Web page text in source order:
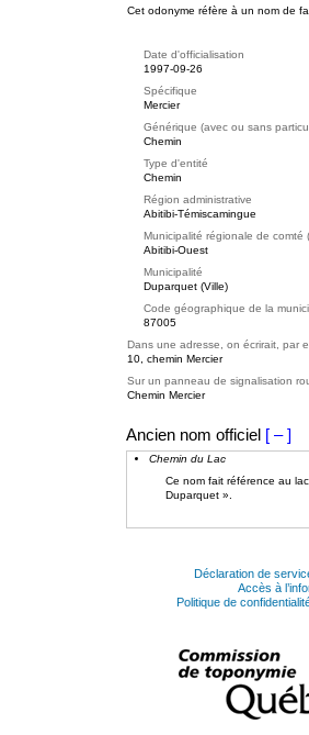
Cet odonyme réfère à un nom de
Date d'officialisation
1997-09-26
Spécifique
Mercier
Générique (avec ou sans
Chemin
Type d'entité
Chemin
Région administrative
Abitibi-Témiscamingue
Municipalité régionale de comté
Abitibi-Ouest
Municipalité
Duparquet (Ville)
Code géographique de la
87005
Dans une adresse, on écrirait, par
10, chemin Mercier
Sur un panneau de signalisation
Chemin Mercier
Ancien nom officiel [ – ]
Chemin du Lac
Ce nom fait référence au
Duparquet ».
Déclaration de
Accès à
Politique de